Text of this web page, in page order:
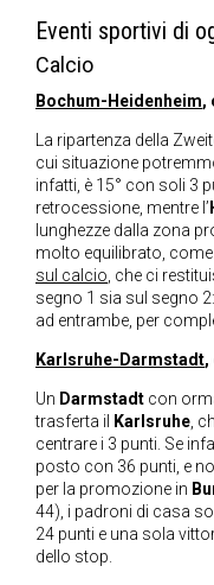
Eventi sportivi di
Calcio
Bochum-Heidenheim,
La ripartenza della
cui situazione
infatti, è 15° con soli 3
retrocessione, mentre l’
lunghezze dalla zona
molto equilibrato,
sul calcio, che ci
segno 1 sia sul segno 2:
ad entrambe, per
Karlsruhe-Darmstadt,
Un Darmstadt con
trasferta il
Karlsruhe,
centrare i 3 punti. Se
posto con 36 punti, e
per la promozione in
44), i padroni di casa
24 punti e una sola
dello stop.